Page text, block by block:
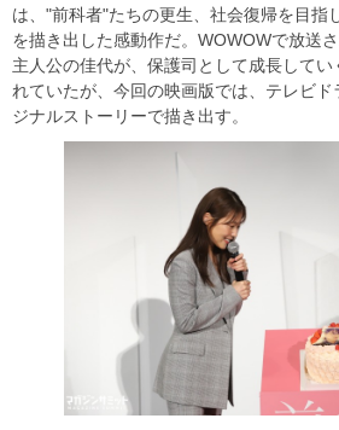
は、"前科者"たちの更生、社会復帰を目指
を描き出した感動作だ。WOWOWで放送
主人公の佳代が、保護司として成長して
れていたが、今回の映画版では、テレビド
ジナルストーリーで描き出す。